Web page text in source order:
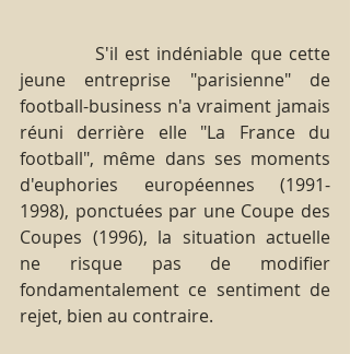
jeune entreprise "parisienne" de
football-business n'a vraiment jamais
réuni derrière elle "La France du
football", même dans ses moments
d'euphories européennes (1991-
1998), ponctuées par une Coupe des
Coupes (1996), la situation actuelle
ne risque pas de modifier
fondamentalement ce sentiment de
rejet, bien au contraire.